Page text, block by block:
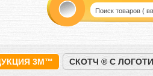
3M™ СКОТЧ ® С